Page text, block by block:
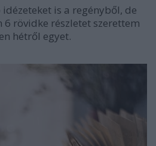
is a regényből, de
6 rövidke részletet szerettem
hétről egyet.